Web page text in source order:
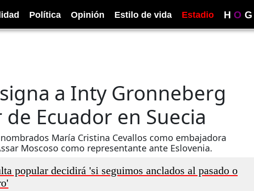
Política Opinión Estilo de vida Estadio H O G
a Inty Gronneberg
Ecuador en Suecia
María Cristina Cevallos como embajadora
Moscoso como representante ante Eslovenia.
popular decidirá 'si seguimos anclados al pasado o